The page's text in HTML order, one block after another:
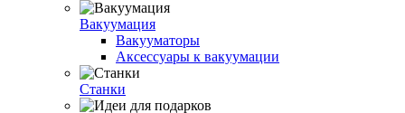
Вакуумация
Вакууматоры
Аксессуары к вакуумации
Станки